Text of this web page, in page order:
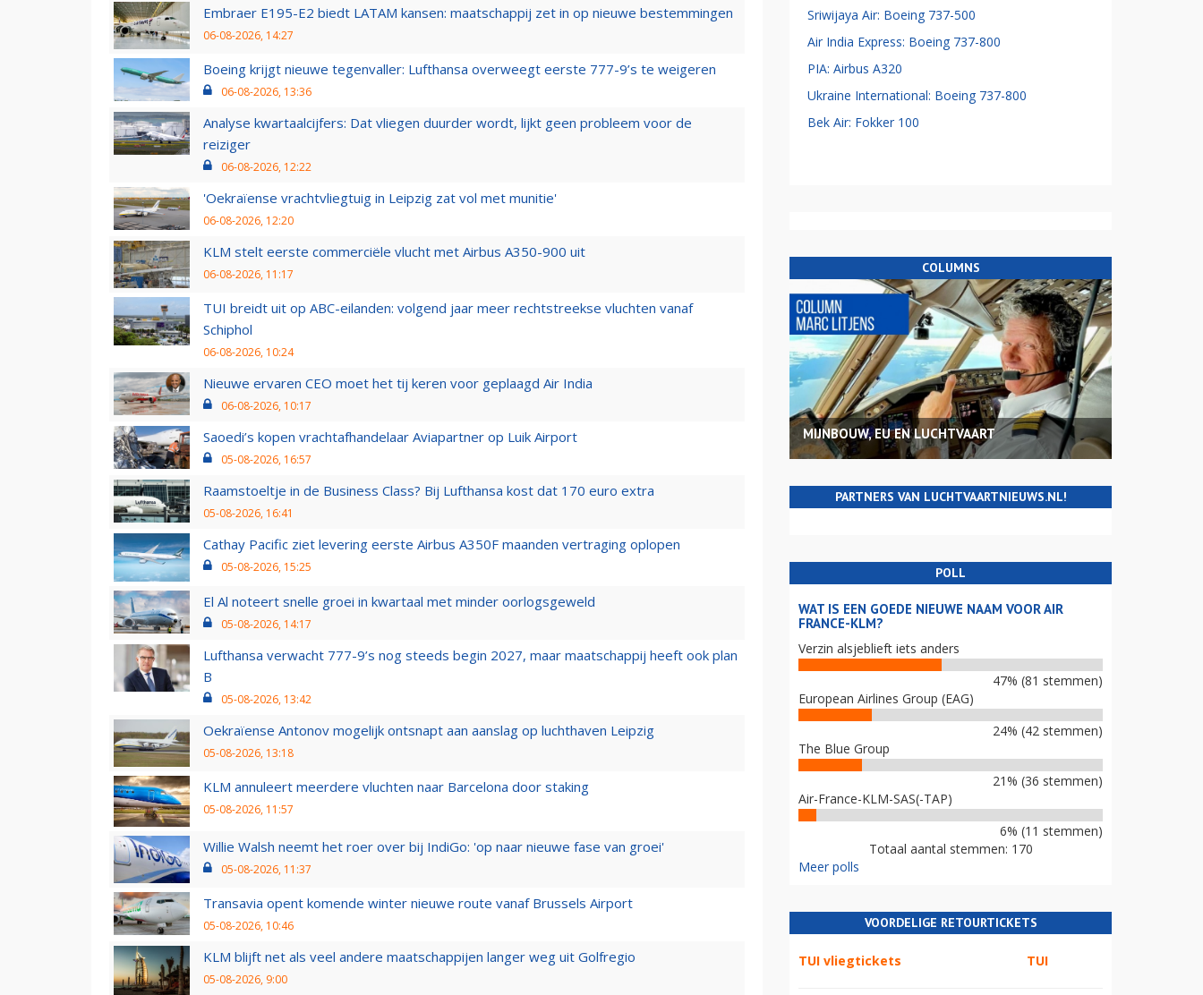
Embraer E195-E2 biedt LATAM kansen: maatschappij zet in op nieuwe bestemmingen
06-08-2026, 14:27
Boeing krijgt nieuwe tegenvaller: Lufthansa overweegt eerste 777-9’s te weigeren
06-08-2026, 13:36
Analyse kwartaalcijfers: Dat vliegen duurder wordt, lijkt geen probleem voor de
reiziger
06-08-2026, 12:22
'Oekraïense vrachtvliegtuig in Leipzig zat vol met munitie'
06-08-2026, 12:20
KLM stelt eerste commerciële vlucht met Airbus A350-900 uit
06-08-2026, 11:17
TUI breidt uit op ABC-eilanden: volgend jaar meer rechtstreekse vluchten vanaf
Schiphol
06-08-2026, 10:24
Nieuwe ervaren CEO moet het tij keren voor geplaagd Air India
06-08-2026, 10:17
Saoedi’s kopen vrachtafhandelaar Aviapartner op Luik Airport
05-08-2026, 16:57
Raamstoeltje in de Business Class? Bij Lufthansa kost dat 170 euro extra
05-08-2026, 16:41
Cathay Pacific ziet levering eerste Airbus A350F maanden vertraging oplopen
05-08-2026, 15:25
El Al noteert snelle groei in kwartaal met minder oorlogsgeweld
05-08-2026, 14:17
Lufthansa verwacht 777-9’s nog steeds begin 2027, maar maatschappij heeft ook plan
B
05-08-2026, 13:42
Oekraïense Antonov mogelijk ontsnapt aan aanslag op luchthaven Leipzig
05-08-2026, 13:18
KLM annuleert meerdere vluchten naar Barcelona door staking
05-08-2026, 11:57
Willie Walsh neemt het roer over bij IndiGo: 'op naar nieuwe fase van groei'
05-08-2026, 11:37
Transavia opent komende winter nieuwe route vanaf Brussels Airport
05-08-2026, 10:46
KLM blijft net als veel andere maatschappijen langer weg uit Golfregio
05-08-2026, 9:00
Sriwijaya Air: Boeing 737-500
Air India Express: Boeing 737-800
PIA: Airbus A320
Ukraine International: Boeing 737-800
Bek Air: Fokker 100
COLUMNS
MIJNBOUW, EU EN LUCHTVAART
PARTNERS VAN LUCHTVAARTNIEUWS.NL!
POLL
WAT IS EEN GOEDE NIEUWE NAAM VOOR AIR
FRANCE-KLM?
Verzin alsjeblieft iets anders
47% (81 stemmen)
European Airlines Group (EAG)
24% (42 stemmen)
The Blue Group
21% (36 stemmen)
Air-France-KLM-SAS(-TAP)
6% (11 stemmen)
Totaal aantal stemmen: 170
Meer polls
VOORDELIGE RETOURTICKETS
TUI vliegtickets TUI